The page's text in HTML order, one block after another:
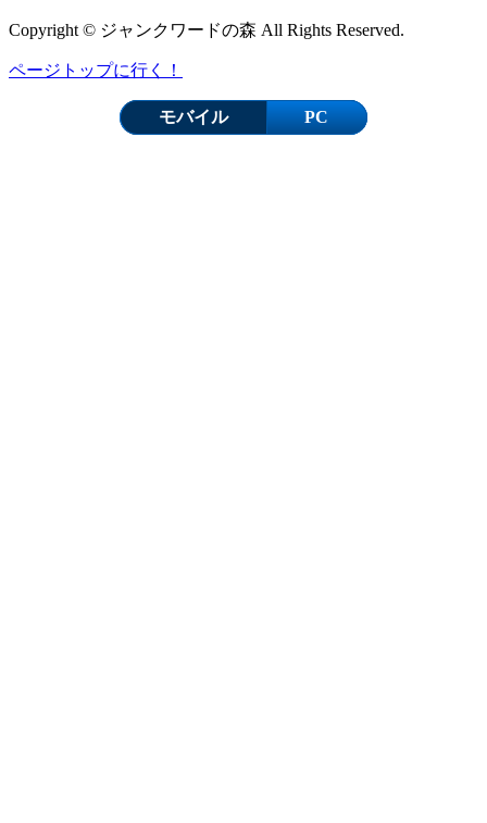
Copyright © ジャンクワードの森 All Rights Reserved.
ページトップに行く！
モバイル PC